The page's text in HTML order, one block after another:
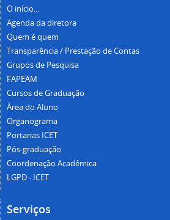
O início...
Agenda da diretora
Quem é quem
Transparência / Prestação de Contas
Grupos de Pesquisa
FAPEAM
Cursos de Graduação
Área do Aluno
Organograma
Portarias ICET
Pós-graduação
Coordenação Acadêmica
LGPD - ICET
Serviços